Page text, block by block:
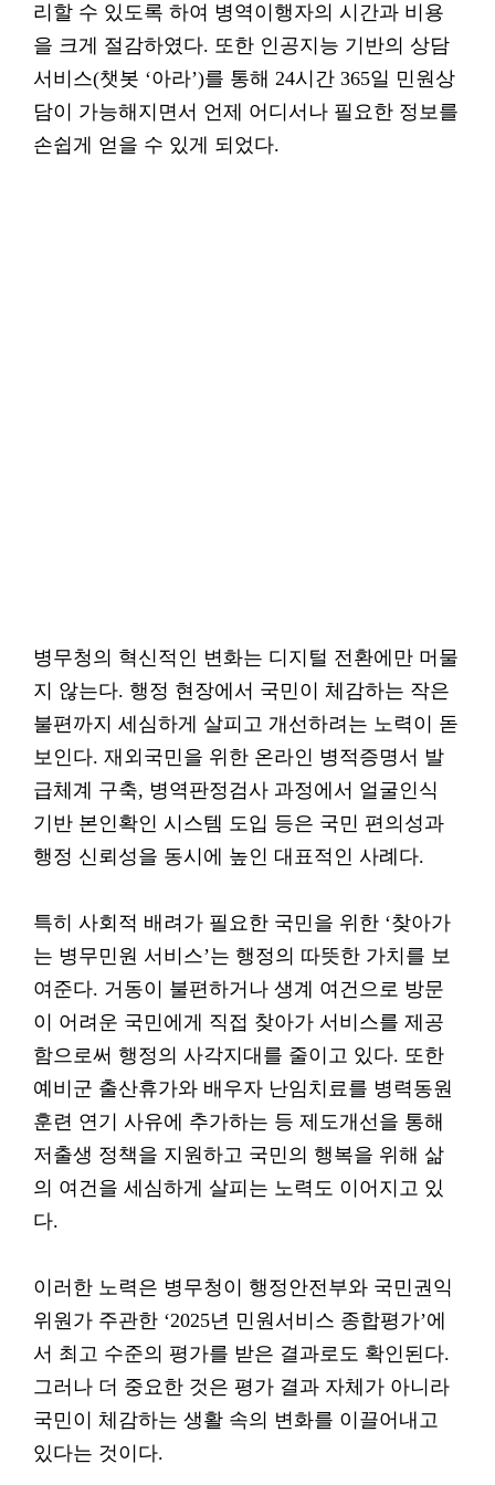
리할 수 있도록 하여 병역이행자의 시간과 비용
을 크게 절감하였다. 또한 인공지능 기반의 상담
서비스(챗봇 ‘아라’)를 통해 24시간 365일 민원상
담이 가능해지면서 언제 어디서나 필요한 정보를
손쉽게 얻을 수 있게 되었다.
병무청의 혁신적인 변화는 디지털 전환에만 머물
지 않는다. 행정 현장에서 국민이 체감하는 작은
불편까지 세심하게 살피고 개선하려는 노력이 돋
보인다. 재외국민을 위한 온라인 병적증명서 발
급체계 구축, 병역판정검사 과정에서 얼굴인식
기반 본인확인 시스템 도입 등은 국민 편의성과
행정 신뢰성을 동시에 높인 대표적인 사례다.
특히 사회적 배려가 필요한 국민을 위한 ‘찾아가
는 병무민원 서비스’는 행정의 따뜻한 가치를 보
여준다. 거동이 불편하거나 생계 여건으로 방문
이 어려운 국민에게 직접 찾아가 서비스를 제공
함으로써 행정의 사각지대를 줄이고 있다. 또한
예비군 출산휴가와 배우자 난임치료를 병력동원
훈련 연기 사유에 추가하는 등 제도개선을 통해
저출생 정책을 지원하고 국민의 행복을 위해 삶
의 여건을 세심하게 살피는 노력도 이어지고 있
다.
이러한 노력은 병무청이 행정안전부와 국민권익
위원가 주관한 ‘2025년 민원서비스 종합평가’에
서 최고 수준의 평가를 받은 결과로도 확인된다.
그러나 더 중요한 것은 평가 결과 자체가 아니라
국민이 체감하는 생활 속의 변화를 이끌어내고
있다는 것이다.